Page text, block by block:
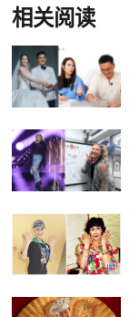
相关阅读